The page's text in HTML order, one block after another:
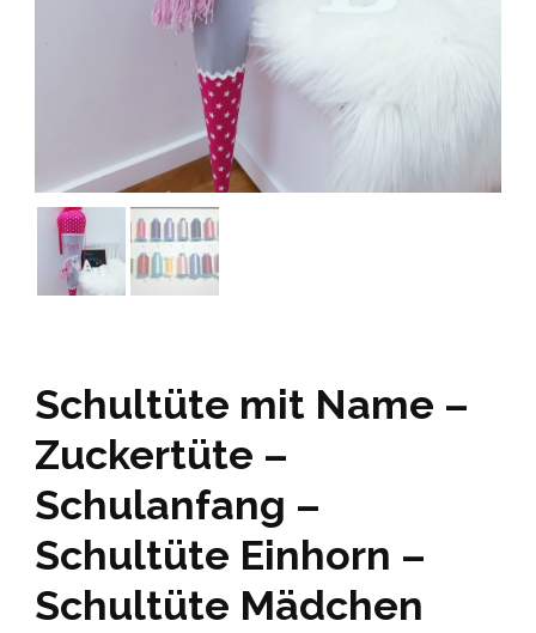
Schultüte mit Name –
Zuckertüte –
Schulanfang –
Schultüte Einhorn –
Schultüte Mädchen